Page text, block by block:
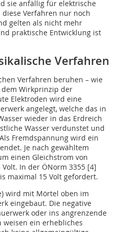
sie anfällig für elektrische
Verfahren nur noch
gelten als nicht mehr
praktische Entwicklung ist
Verfahren
Verfahren ­beruhen – wie
Wirkprinzip der
Elektroden wird eine
angelegt, welche das in
wieder in das Erdreich
Wasser verdunstet und
Fremdspannung wird ein
Je nach gewähltem
einen Gleichstrom von
In der ÖNorm 3355 [4]
maximal 15 Volt gefordert.
wird mit Mörtel oben im
eingebaut. Die negative
oder ins angrenzende
weisen ein erhebliches